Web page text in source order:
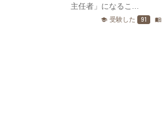
主任者」になるこ...
school 受験した 91 menu_book